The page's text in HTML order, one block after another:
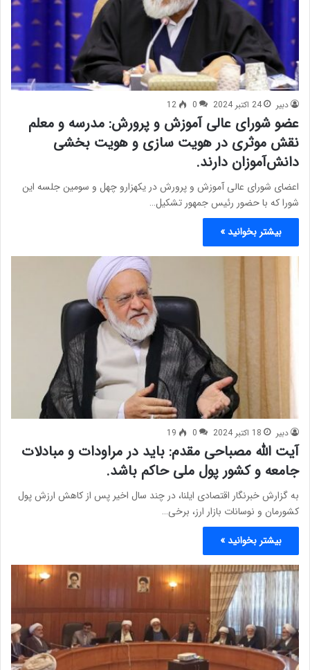
دبیر 24 اکتبر 2024 0
12
عضو شورای عالی آموزش و پرورش: مدرسه و معلم
نقش موثری در هویت سازی و هویت بخشی
دانش‌آموزان دارند.
اعضای شورای عالی آموزش و پرورش در یکهزارو چهل و سومین جلسه این
شورا که با حضور رئیس جمهور تشکیل…
بیشتر بخوانید »
دبیر 18 اکتبر 2024 0
19
آیت الله مصباحی مقدم: باید در مراودات و مبادلات
جامعه و کشور پول ملی حاکم باشد.
به گزارش خبرنگار اقتصادی ایلنا، در چند سال اخیر پس از کاهش ارزش پول
کشورمان و نوسانات بازار ارز، برخی…
بیشتر بخوانید »